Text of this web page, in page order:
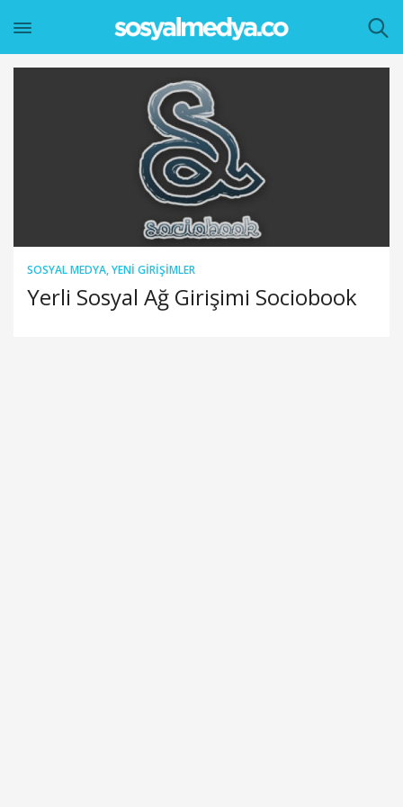
SOSYAL MEDYA,YENI GIRIŞIMLER
Yerli Sosyal Ağ Girişimi Sociobook